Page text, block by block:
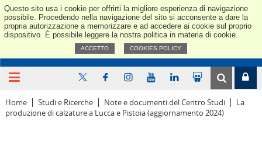
Questo sito usa i cookie per offrirti la migliore esperienza di navigazione
possibile. Procedendo nella navigazione del sito si acconsente a dare la
propria autorizzazione a memorizzare e ad accedere ai cookie sul proprio
dispositivo. È possibile leggere la nostra politica in materia di cookie.
ACCETTO COOKIES POLICY
Home Studi e Ricerche Note e documenti del Centro Studi
La
produzione di calzature a Lucca e Pistoia (aggiornamento 2024)